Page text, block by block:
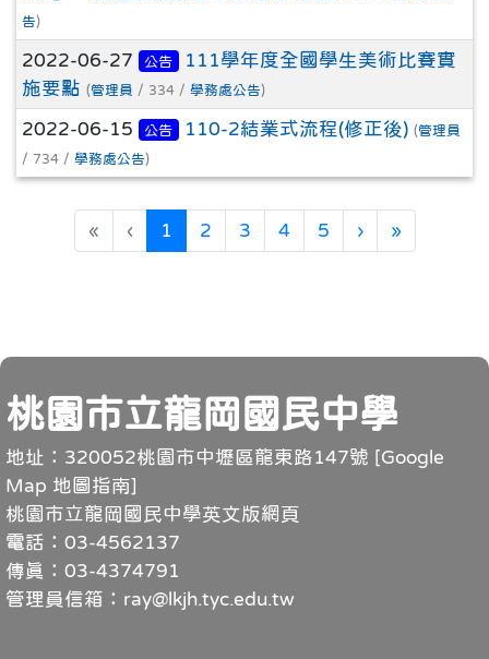
告)
2022-06-27 公告
111學年度全國學生美術比賽實
施要點 (管理員 / 334 / 學務處公告)
2022-06-15 公告 110-2結業式流程(修正後) (管理員
/ 734 / 學務處公告)
« ‹ 1 (目前頁次)
2 3 4 5 ›下一頁
»最後頁
頁尾
桃園市立龍岡國民中學
地址：320052桃園市中壢區龍東路147號 [Google
Map 地圖指南]
桃園市立龍岡國民中學英文版網頁
電話：03-4562137
傳真：03-4374791
管理員信箱：ray@lkjh.tyc.edu.tw